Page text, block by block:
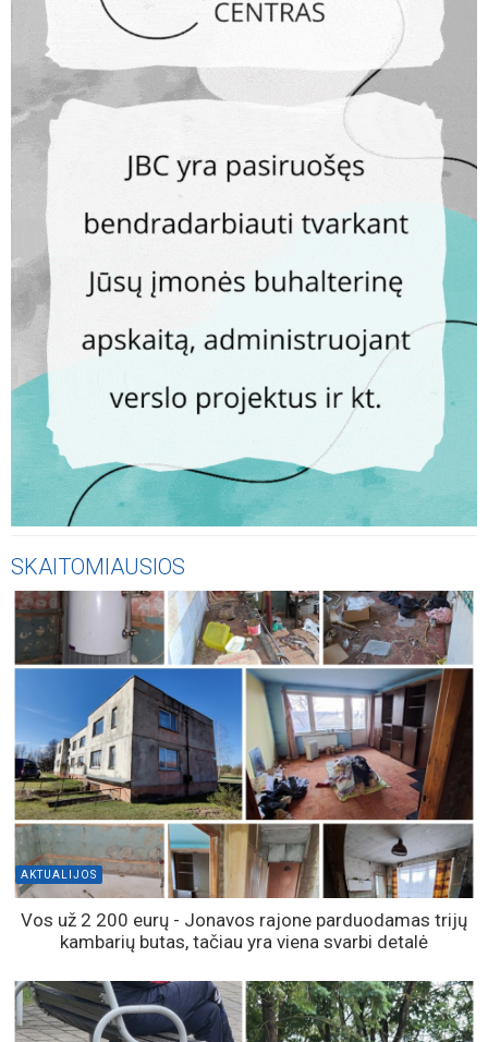
SKAITOMIAUSIOS
AKTUALIJOS
Vos už 2 200 eurų - Jonavos rajone parduodamas trijų
kambarių butas, tačiau yra viena svarbi detalė